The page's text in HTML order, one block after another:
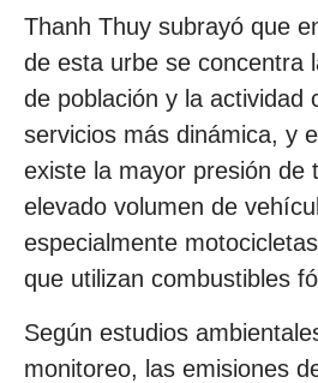
Thanh Thuy subrayó que
de esta urbe se concentra
de población y la actividad
servicios más dinámica, y
existe la mayor presión de
elevado volumen de
especialmente
que utilizan combustibles
Según estudios
monitoreo, las emisiones